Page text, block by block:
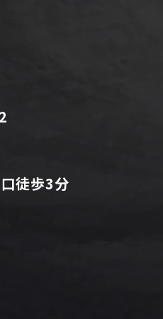
徒歩3分